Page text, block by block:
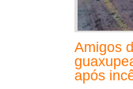
Amigos
após